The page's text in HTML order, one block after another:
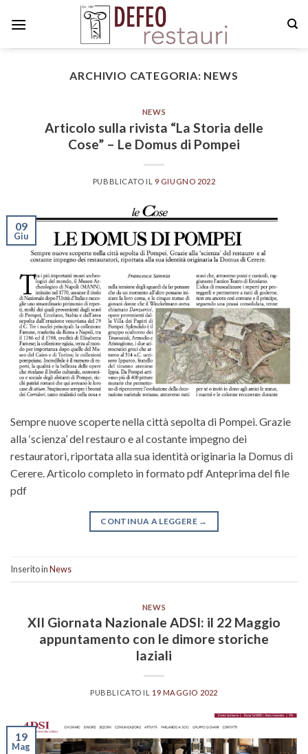
ARCHIVIO CATEGORIA: NEWS
NEWS
Articolo sulla rivista “La Storia delle
Cose” – Le Domus di Pompei
PUBBLICATO IL 9 GIUGNO 2022
09
Giu
Sempre nuove scoperte nella città sepolta di Pompei. Grazie
alla ‘scienza’ del restauro e al costante impegno dei
restauratori, riportata alla sua identità originaria la Domus di
Cerere. Articolo completo in formato pdf Anteprima del file
pdf
CONTINUA A LEGGERE →
Inserito inNews
NEWS
XII Giornata Nazionale ADSI: il 22 Maggio
appuntamento con le dimore storiche
laziali
PUBBLICATO IL 19 MAGGIO 2022
19
Mag